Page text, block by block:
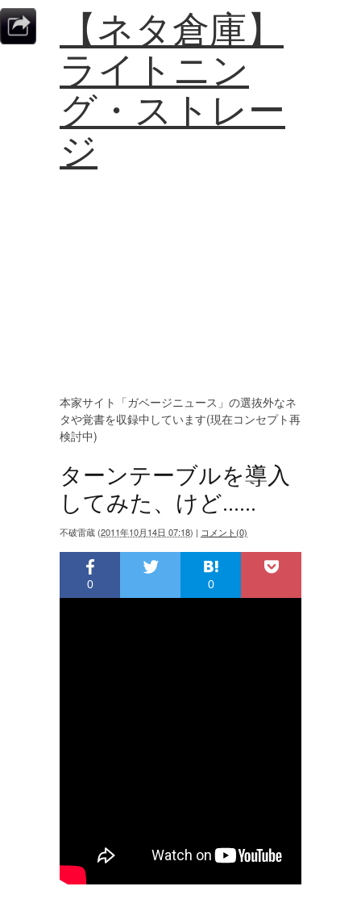
【ネタ倉庫】
ライトニン
グ・ストレー
ジ
本家サイト「ガベージニュース」の選抜外なネ
タや覚書を収録中しています(現在コンセプト再
検討中)
ターンテーブルを導入
してみた、けど......
不破雷蔵 (2011年10月14日 07:18) | コメント(0)
0 0